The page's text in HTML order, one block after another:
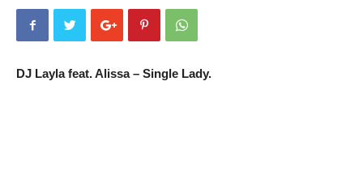
DJ Layla feat. Alissa – Single Lady.